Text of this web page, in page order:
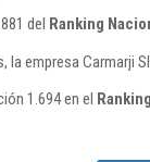
del Ranking
la empresa Carmarji
1.694 en el